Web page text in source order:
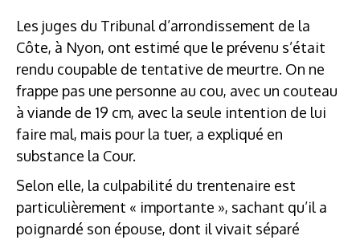
Les juges du Tribunal d’arrondissement de la
Côte, à Nyon, ont estimé que le prévenu s’était
rendu coupable de tentative de meurtre. On ne
frappe pas une personne au cou, avec un couteau
à viande de 19 cm, avec la seule intention de lui
faire mal, mais pour la tuer, a expliqué en
substance la Cour.
Selon elle, la culpabilité du trentenaire est
particulièrement « importante », sachant qu’il a
poignardé son épouse, dont il vivait séparé